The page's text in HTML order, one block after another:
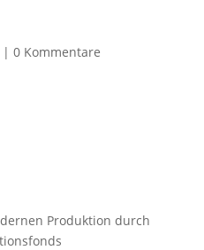
0 Kommentare
Produktion durch